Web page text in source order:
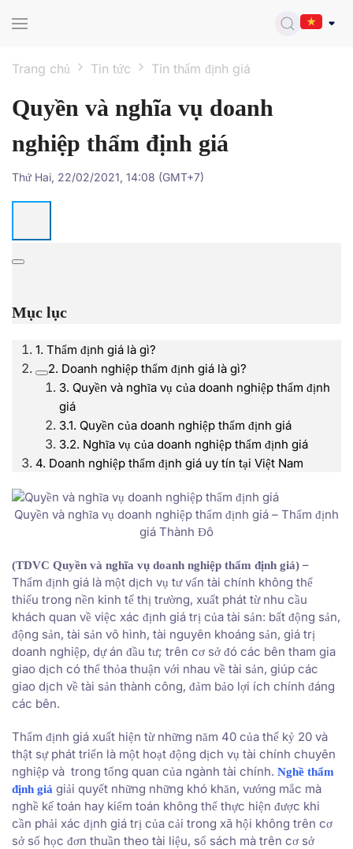
Trang chủ Tin tức Tin thẩm định giá
Quyền và nghĩa vụ doanh
nghiệp thẩm định giá
Thứ Hai, 22/02/2021, 14:08 (GMT+7)
Mục lục
1. Thẩm định giá là gì?
2. Doanh nghiệp thẩm định giá là gì?
3. Quyền và nghĩa vụ của doanh nghiệp thẩm định
giá
3.1. Quyền của doanh nghiệp thẩm định giá
3.2. Nghĩa vụ của doanh nghiệp thẩm định giá
4. Doanh nghiệp thẩm định giá uy tín tại Việt Nam
Quyền và nghĩa vụ doanh nghiệp thẩm định giá – Thẩm định
giá Thành Đô
(TDVC Quyền và nghĩa vụ doanh nghiệp thẩm định giá) –
Thẩm định giá là một dịch vụ tư vấn tài chính không thể
thiếu trong nền kinh tế thị trường, xuất phát từ nhu cầu
khách quan về việc xác định giá trị của tài sản: bất động sản,
động sản, tài sản vô hình, tài nguyên khoáng sản, giá trị
doanh nghiệp, dự án đầu tư; trên cơ sở đó các bên tham gia
giao dịch có thể thỏa thuận với nhau về tài sản, giúp các
giao dịch về tài sản thành công, đảm bảo lợi ích chính đáng
các bên.
Thẩm định giá xuất hiện từ những năm 40 của thế kỷ 20 và
thật sự phát triển là một hoạt động dịch vụ tài chính chuyên
nghiệp và trong tổng quan của ngành tài chính. Nghề thẩm
định giá giải quyết những những khó khăn, vướng mắc mà
nghề kế toán hay kiểm toán không thể thực hiện được khi
cần phải xác định giá trị của cải trong xã hội không trên cơ
sở số học đơn thuần theo tài liệu, sổ sách mà trên cơ sở